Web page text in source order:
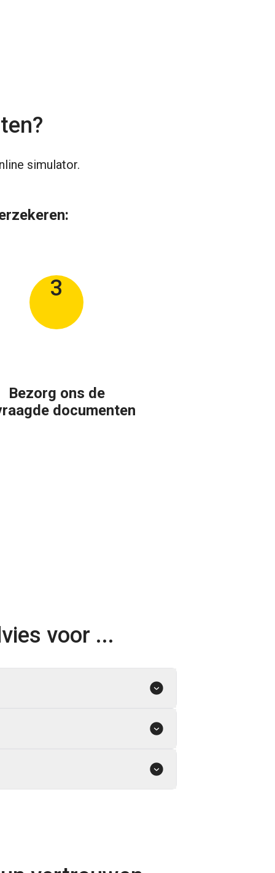
simulator.
3
Bezorg ons de
documenten
voor ...